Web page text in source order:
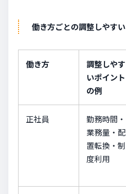
働き方ごとの調整しやす
働き方
調整しやす
いポイント
の例
正社員
勤務時間・
業務量・配
置転換・制
度利用